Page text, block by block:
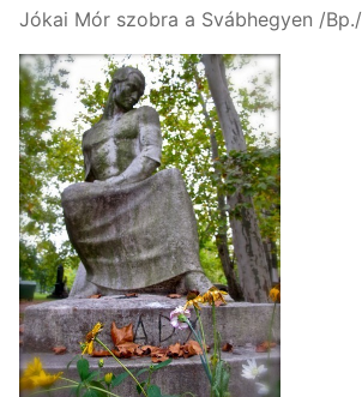
Jókai Mór szobra a Svábhegyen /Bp./